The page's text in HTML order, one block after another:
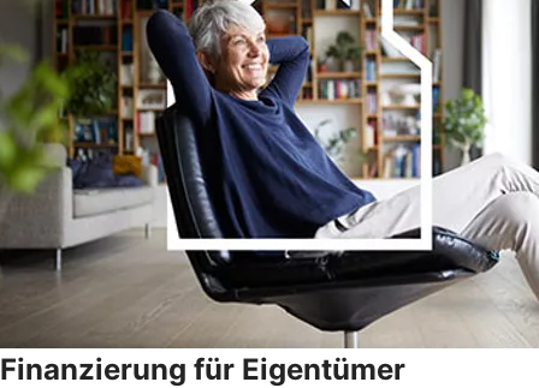
Finanzierung für Eigentümer